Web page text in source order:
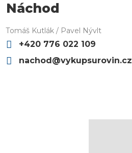
Náchod
Tomáš Kutlák / Pavel Nývlt
+420 776 022 109
nachod@vykupsurovin.cz